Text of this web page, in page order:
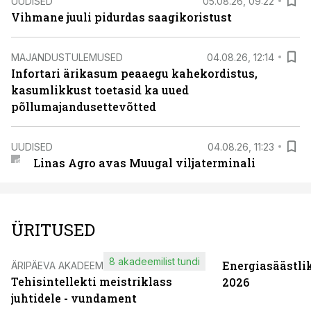
Vihmane juuli pidurdas saagikoristust
MAJANDUSTULEMUSED 04.08.26, 12:14
Infortari ärikasum peaaegu kahekordistus,
kasumlikkust toetasid ka uued
põllumajandusettevõtted
UUDISED 04.08.26, 11:23
Linas Agro avas Muugal viljaterminali
ÜRITUSED
ÄRIPÄEVA AKADEEMIA
Tehisintellekti meistriklass
juhtidele - vundament
8 akadeemilist tundi
2026